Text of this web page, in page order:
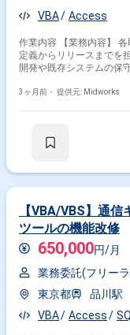
VBA
Access
作業内容 【業務内容】 各取引先向けEUCシステムの開発において、要件
定義からリリースまでを
開発や既存システムの保
との要件定義を行い、システム要件を明確
を取得 ・システムのマ
3ヶ月前・ 提供元: Midworks
【VBA/VBS】通
ツールの機能改修
650,000円/月
業務委託(フリー
東京都
品川駅
VBA
Access